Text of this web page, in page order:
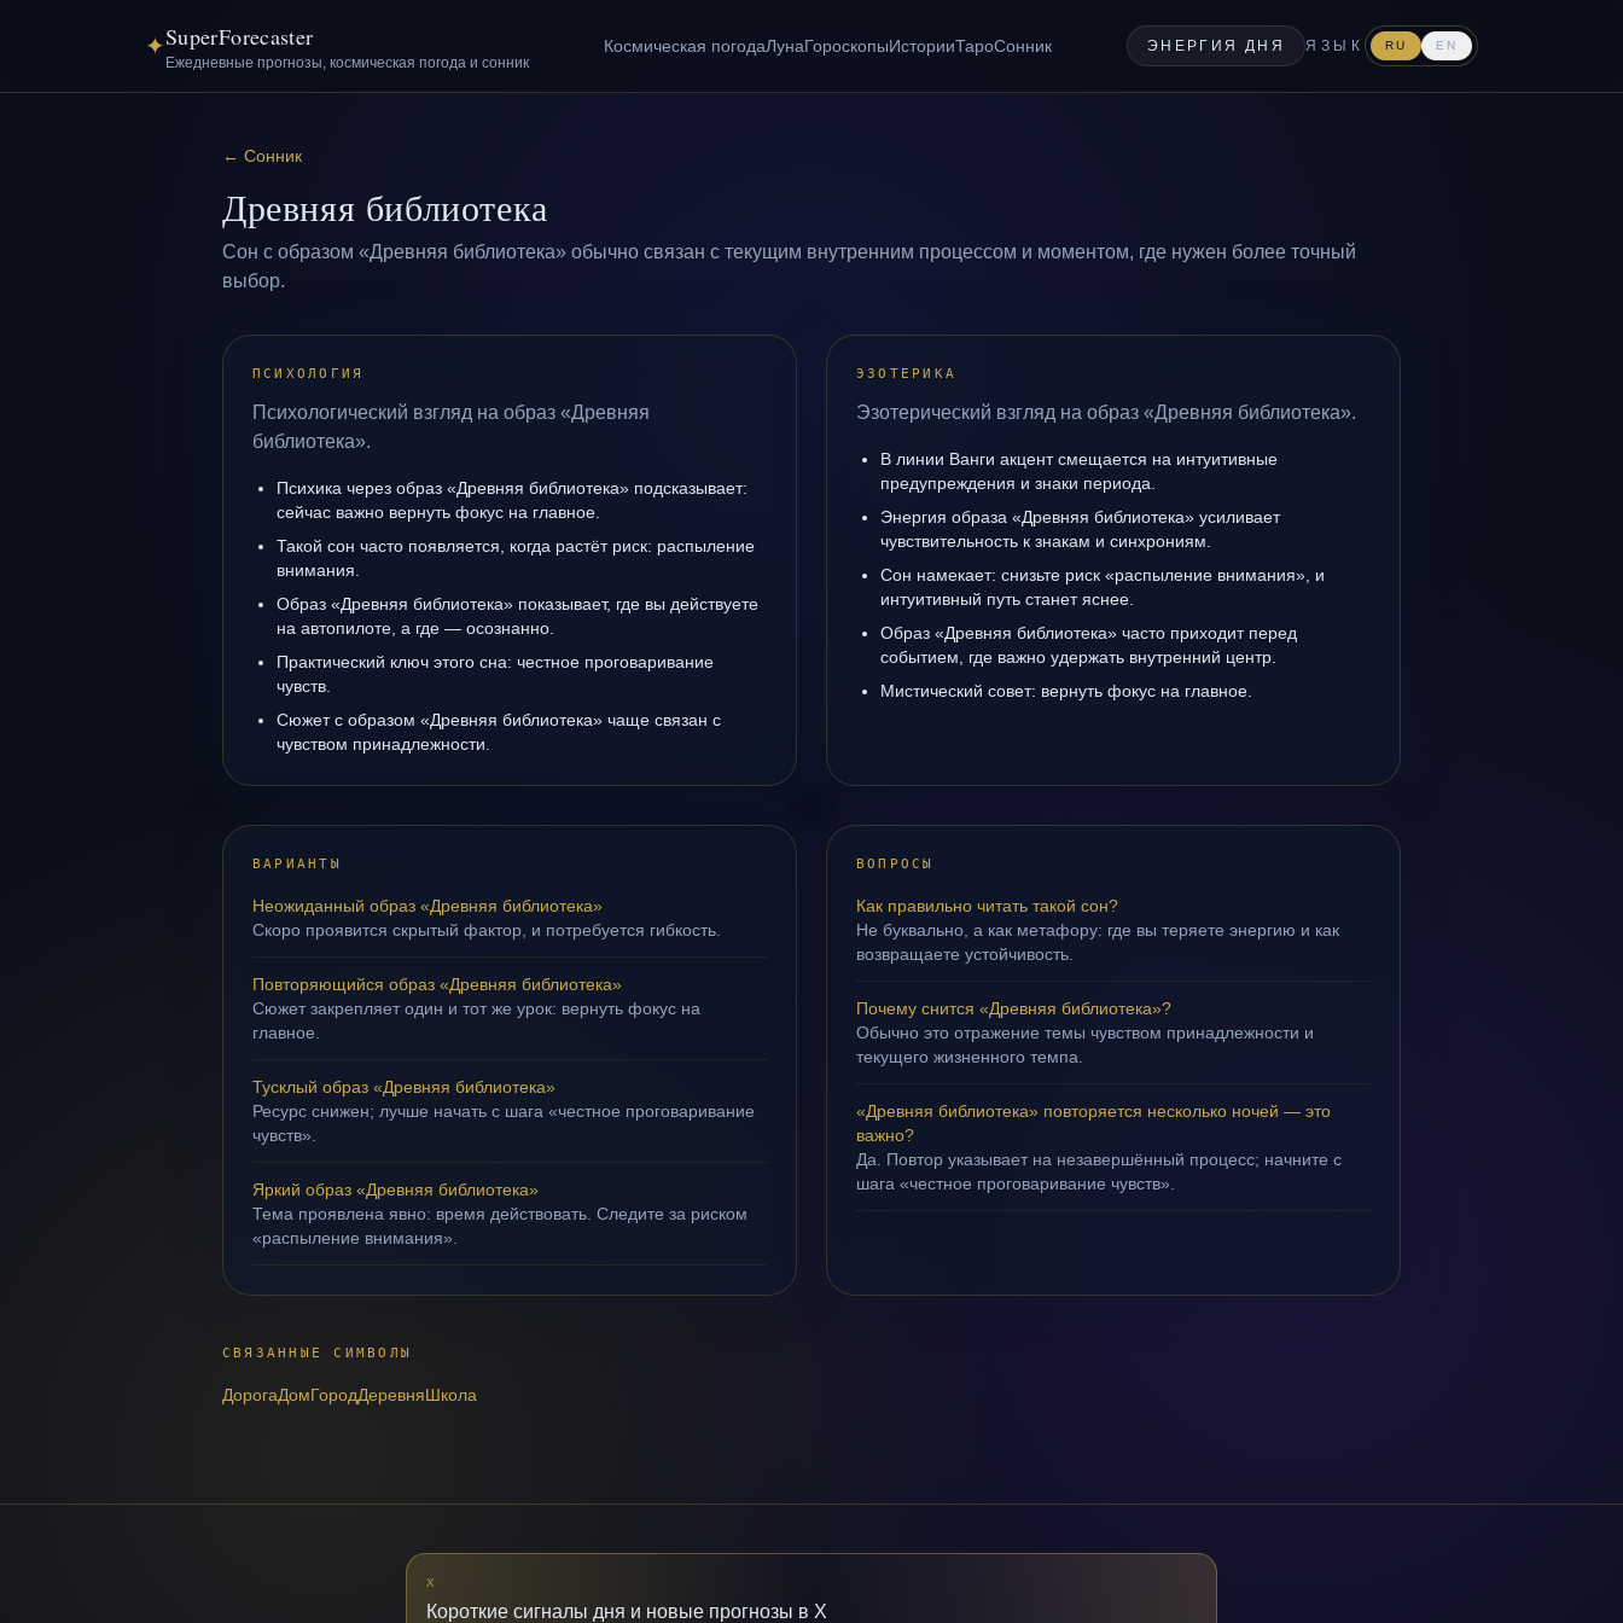
✦SuperForecaster
Ежедневные прогнозы, космическая погода и сонник
Космическая погодаЛунаГороскопыИсторииТароСонник ЭНЕРГИЯ ДНЯ ЯЗЫК RU EN
← Сонник
Древняя библиотека
Сон с образом «Древняя библиотека» обычно связан с текущим внутренним процессом и моментом, где нужен более точный
выбор.
ПСИХОЛОГИЯ
Психологический взгляд на образ «Древняя
библиотека».
Психика через образ «Древняя библиотека» подсказывает:
сейчас важно вернуть фокус на главное.
Такой сон часто появляется, когда растёт риск: распыление
внимания.
Образ «Древняя библиотека» показывает, где вы действуете
на автопилоте, а где — осознанно.
Практический ключ этого сна: честное проговаривание
чувств.
Сюжет с образом «Древняя библиотека» чаще связан с
чувством принадлежности.
ЭЗОТЕРИКА
Эзотерический взгляд на образ «Древняя библиотека».
В линии Ванги акцент смещается на интуитивные
предупреждения и знаки периода.
Энергия образа «Древняя библиотека» усиливает
чувствительность к знакам и синхрониям.
Сон намекает: снизьте риск «распыление внимания», и
интуитивный путь станет яснее.
Образ «Древняя библиотека» часто приходит перед
событием, где важно удержать внутренний центр.
Мистический совет: вернуть фокус на главное.
ВАРИАНТЫ
Неожиданный образ «Древняя библиотека»
Скоро проявится скрытый фактор, и потребуется гибкость.
Повторяющийся образ «Древняя библиотека»
Сюжет закрепляет один и тот же урок: вернуть фокус на
главное.
Тусклый образ «Древняя библиотека»
Ресурс снижен; лучше начать с шага «честное проговаривание
чувств».
Яркий образ «Древняя библиотека»
Тема проявлена явно: время действовать. Следите за риском
«распыление внимания».
ВОПРОСЫ
Как правильно читать такой сон?
Не буквально, а как метафору: где вы теряете энергию и как
возвращаете устойчивость.
Почему снится «Древняя библиотека»?
Обычно это отражение темы чувством принадлежности и
текущего жизненного темпа.
«Древняя библиотека» повторяется несколько ночей — это
важно?
Да. Повтор указывает на незавершённый процесс; начните с
шага «честное проговаривание чувств».
СВЯЗАННЫЕ СИМВОЛЫ
ДорогаДомГородДеревняШкола
X
Короткие сигналы дня и новые прогнозы в X